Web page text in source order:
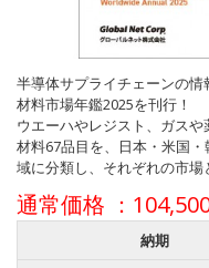
半導体サプライチェーンの
材料市場年鑑2025を刊行！
ウエーハやレジスト、ガス
材料67品目を、日本・米国
域に分類し、それぞれの市場
通常価格 ：
納期